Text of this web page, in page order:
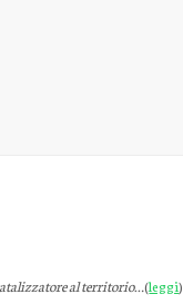
al territorio…(leggi)